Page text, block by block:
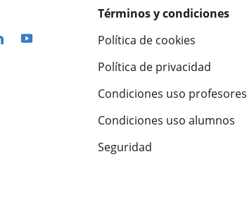
Términos y condiciones
Política de cookies
Política de privacidad
Condiciones uso profesores
Condiciones uso alumnos
Seguridad